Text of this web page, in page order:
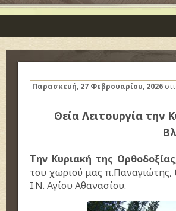
Παρασκευή, 27 Φεβρουαρίου, 2026
Θεία Λειτουργία την
Την Κυριακή της
του χωριού μας π.Παναγιώτης,
Ι.Ν. Αγίου Αθανασίου.